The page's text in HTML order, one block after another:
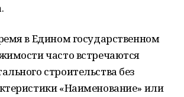
в Едином государственном
часто встречаются
строительства без
«Наименование» или